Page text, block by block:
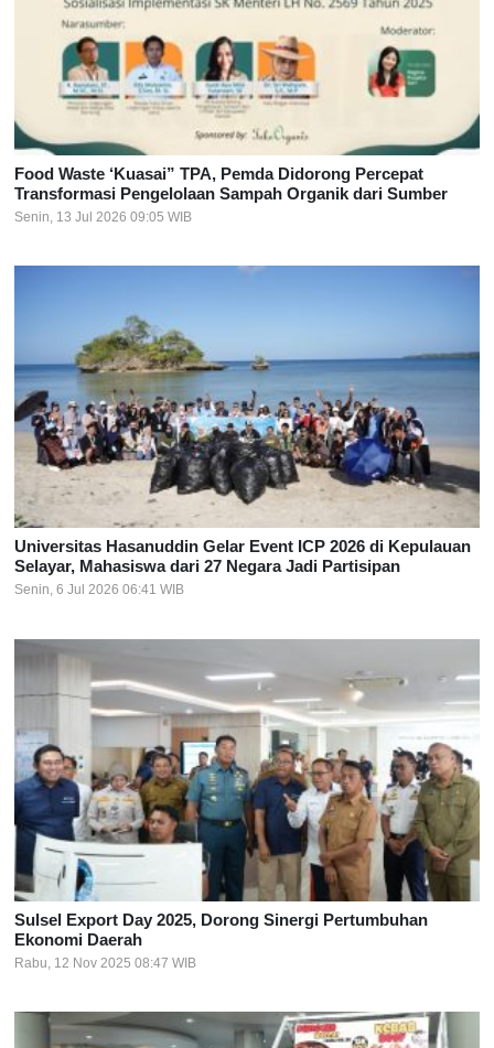
Food Waste ‘Kuasai” TPA, Pemda Didorong Percepat
Transformasi Pengelolaan Sampah Organik dari Sumber
Senin, 13 Jul 2026 09:05 WIB
Universitas Hasanuddin Gelar Event ICP 2026 di Kepulauan
Selayar, Mahasiswa dari 27 Negara Jadi Partisipan
Senin, 6 Jul 2026 06:41 WIB
Sulsel Export Day 2025, Dorong Sinergi Pertumbuhan
Ekonomi Daerah
Rabu, 12 Nov 2025 08:47 WIB